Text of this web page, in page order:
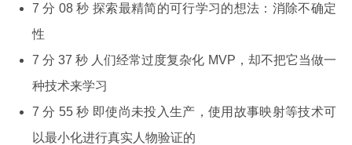
7 分 08 秒 探索最精简的可行学习的想法：消除不确定
性
7 分 37 秒 人们经常过度复杂化 MVP，却不把它当做一
种技术来学习
7 分 55 秒 即使尚未投入生产，使用故事映射等技术可
以最小化进行真实人物验证的